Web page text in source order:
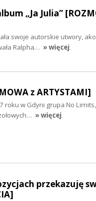
„Ja Julia”
swoje autorskie utwory,
Ralpha… » więcej
z ARTYSTAMI]
roku w Gdyni grupa No
» więcej
przekazuję